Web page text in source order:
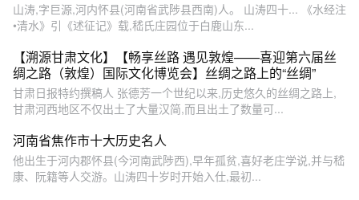
山涛,字巨源,河内怀县(河南省武陟县西南)人。 山涛四十... 《水经注
•清水》引《述征记》载,嵇氏庄园位于白鹿山东...
【溯源甘肃文化】【畅享丝路 遇见敦煌——喜迎第六届丝
绸之路（敦煌）国际文化博览会】丝绸之路上的“丝绸”
甘肃日报特约撰稿人 张德芳一个世纪以来,历史悠久的丝绸之路上,
甘肃河西地区不仅出土了大量汉简,而且出土了数量可...
河南省焦作市十大历史名人
他出生于河内郡怀县(今河南武陟西),早年孤贫,喜好老庄学说,并与嵇
康、阮籍等人交游。山涛四十岁时开始入仕,最初...